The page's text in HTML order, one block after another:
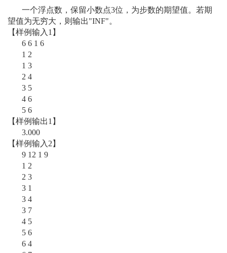
一个浮点数，保留小数点3位，为步数的期望值。若期
望值为无穷大，则输出"INF"。
【样例输入1】
6 6 1 6
1 2
1 3
2 4
3 5
4 6
5 6
【样例输出1】
3.000
【样例输入2】
9 12 1 9
1 2
2 3
3 1
3 4
3 7
4 5
5 6
6 4